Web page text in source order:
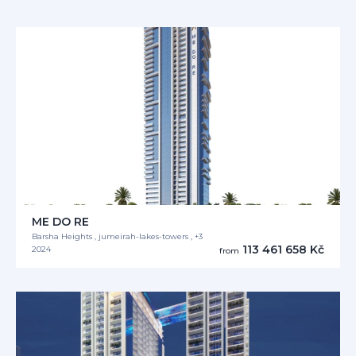
ME DO RE
Barsha Heights , jumeirah-lakes-towers , +3
2024
from 113 461 658 Kč